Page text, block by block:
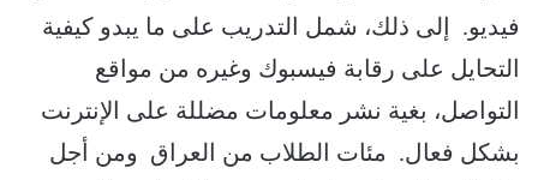
فيديو. إلى ذلك، شمل التدريب على ما يبدو كيفية
التحايل على رقابة فيسبوك وغيره من مواقع
التواصل، بغية نشر معلومات مضللة على الإنترنت
بشكل فعال. مئات الطلاب من العراق ومن أجل